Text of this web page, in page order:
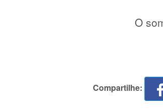
O
Compartilhe: